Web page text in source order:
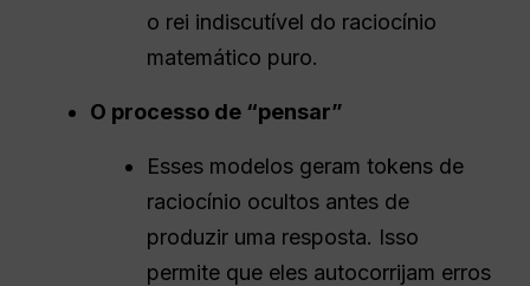
o rei indiscutível do raciocínio
matemático puro.
O processo de “pensar”
Esses modelos geram tokens de
raciocínio ocultos antes de
produzir uma resposta. Isso
permite que eles autocorrijam erros